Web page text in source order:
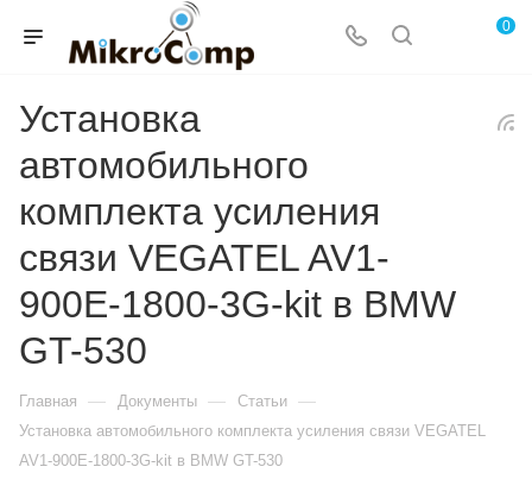
0
Установка
автомобильного
комплекта усиления
связи VEGATEL AV1-
900E-1800-3G-kit в BMW
GT-530
Главная — Документы — Статьи —
Установка автомобильного комплекта усиления связи VEGATEL
AV1-900E-1800-3G-kit в BMW GT-530